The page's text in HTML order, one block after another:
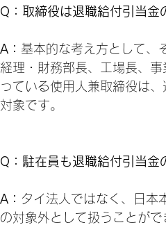
Q：取締役は退職給付引当金
A： 基本的な考え方として、
経理・財務部長、工場長、
っている使用人兼取締役は
対象です。
Q：駐在員も退職給付引当金
A： タイ法人ではなく、日本
の対象外として扱うことが